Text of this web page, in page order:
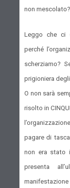
non mescolato?
Leggo che ci
perché
scherziamo?
prigioniera
O non sarà
risolto in
pagare di
non era stato
presenta